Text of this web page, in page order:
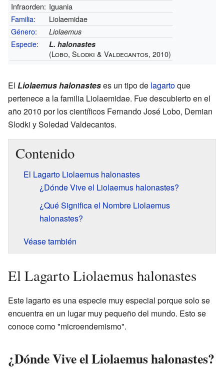
Infraorden: Iguania
Familia:
Liolaemidae
Género: Liolaemus
Especie: L. halonastes
(Lobo, Slodki & Valdecantos, 2010)
El Liolaemus halonasteses un tipo de lagartoque
pertenece a la familia Liolaemidae. Fue descubierto en el
año 2010 por los científicos Fernando José Lobo, Demian
Slodki y Soledad Valdecantos.
Contenido
El Lagarto Liolaemus halonastes
¿Dónde Vive el Liolaemus halonastes?
¿Qué Significa el Nombre Liolaemus
halonastes?
Véase también
El Lagarto Liolaemus halonastes
Este lagarto es una especie muy especial porque solo se
encuentra en un lugar muy pequeño del mundo. Esto se
conoce como "microendemismo".
¿Dónde Vive el Liolaemus halonastes?